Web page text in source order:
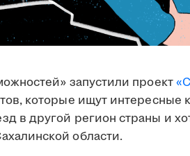
запустили проект
которые ищут интересные
в другой регион страны и
области.